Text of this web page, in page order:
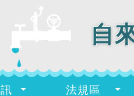
自
法規區